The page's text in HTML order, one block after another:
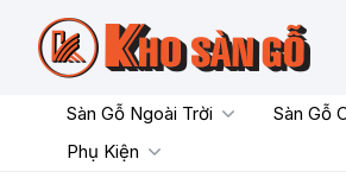
content
Sàn Gỗ Ngoài Trời Sàn Gỗ
Phụ Kiện